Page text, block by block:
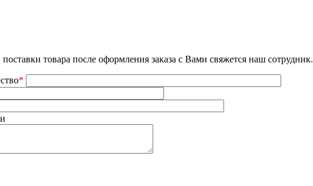
товара после оформления заказа с Вами свяжется наш сотрудник.
*